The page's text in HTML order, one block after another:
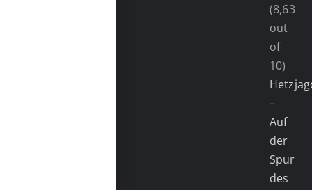
(8,63
out
of
10)
–
Auf
der
Spur
des